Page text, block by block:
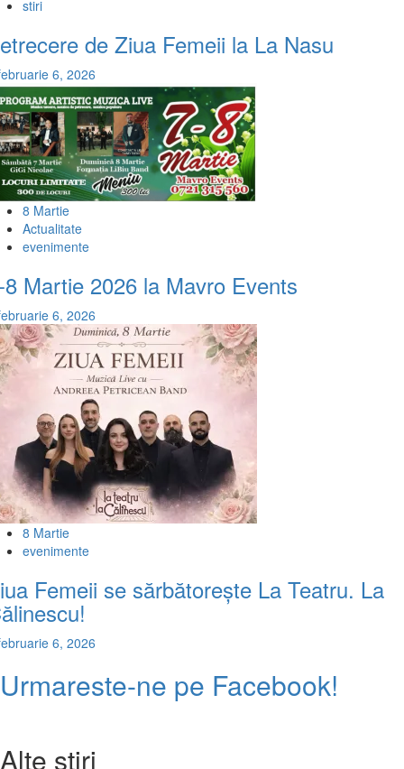
stiri
de Ziua Femeii la La Nasu
6, 2026
8 Martie
Actualitate
evenimente
Martie 2026 la Mavro Events
6, 2026
8 Martie
evenimente
Femeii se sărbătorește La Teatru. La
6, 2026
Urmareste-ne pe Facebook!
Alte stiri